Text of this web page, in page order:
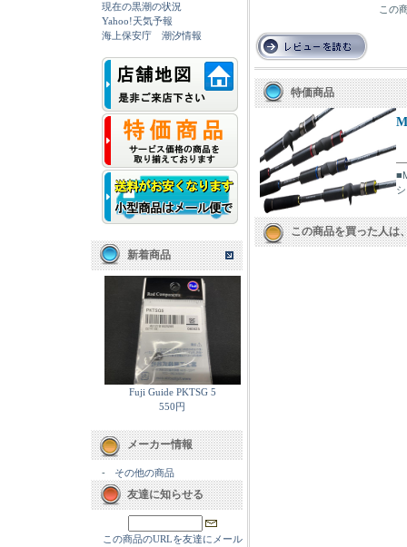
現在の黒潮の状況
Yahoo!天気予報
海上保安庁 潮汐情報
新着商品
Fuji Guide PKTSG 5
550円
メーカー情報
- その他の商品
友達に知らせる
この商品のURLを友達にメール
この
特価商品
この商品を買った人は